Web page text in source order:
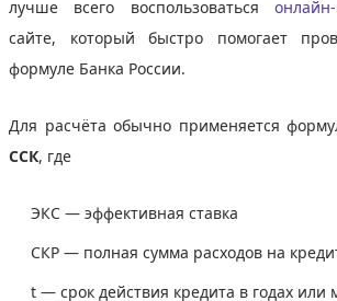
лучше всего воспользоваться
сайте, который быстро помогает
формуле Банка России.
Для расчёта обычно применяется
ССК, где
ЭКС — эффективная ставка
СКР — полная сумма расходов на
t — срок действия кредита в годах или